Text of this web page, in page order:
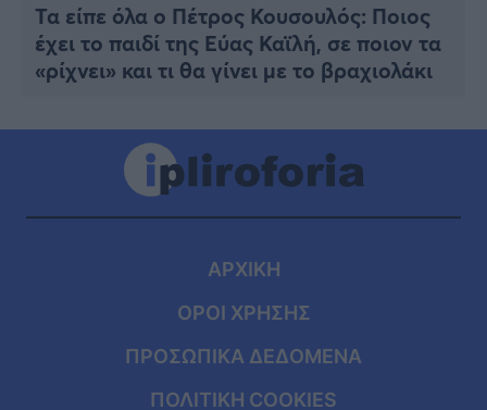
Τα είπε όλα ο Πέτρος Κουσουλός: Ποιος
έχει το παιδί της Εύας Καϊλή, σε ποιον τα
«ρίχνει» και τι θα γίνει με το βραχιολάκι
ΑΡΧΙΚΗ
ΟΡΟΙ ΧΡΗΣΗΣ
ΠΡΟΣΩΠΙΚΑ ΔΕΔΟΜΕΝΑ
ΠΟΛΙΤΙΚΗ COOKIES